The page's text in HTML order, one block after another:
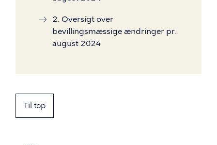
2. Oversigt over
bevillingsmæssige ændringer pr.
august 2024
Til top